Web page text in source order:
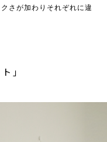
さが加わりそれぞれに違
」